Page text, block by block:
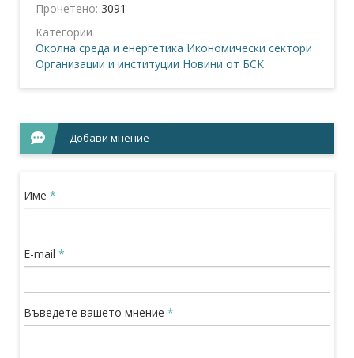
Прочетено: 3091
Категории
Околна среда и енергетика Икономически сектори
Организации и институции Новини от БСК
Добави мнение
Име *
E-mail *
Въведете вашето мнение *